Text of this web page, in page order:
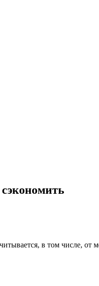
в том числе, от